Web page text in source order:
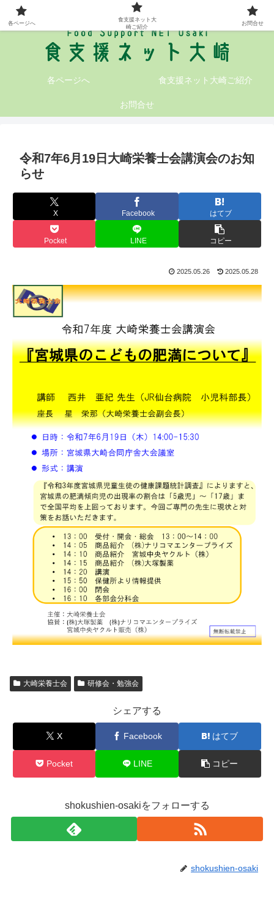
大崎地域の食支援情報が満載です!
各ページへ 食支援ネット大崎ご紹介
お問合せ
令和7年6月19日大崎栄養士会講演会のお知
らせ
X Facebook はてブ
Pocket LINE コピー
2025.05.26 2025.05.28
大崎栄養士会 研修会・勉強会
シェアする
X Facebook はてブ
Pocket LINE コピー
shokushien-osakiをフォローする
shokushien-osaki
各ページへ
食支援ネット大
崎ご紹介
お問合せ